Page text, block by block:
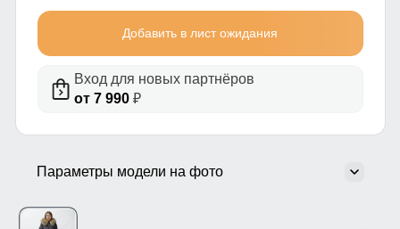
Добавить в лист ожидания
Вход для новых партнёров
от 7 990₽
Параметры модели на фото